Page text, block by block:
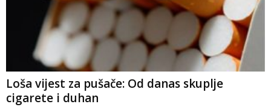
Loša vijest za pušače: Od danas skuplje
cigarete i duhan